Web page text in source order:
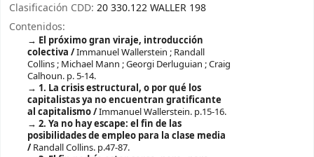
Clasificación CDD: 20 330.122 WALLER 198
Contenidos:
El próximo gran viraje, introducción
colectiva /Immanuel Wallerstein ; Randall
Collins ; Michael Mann ; Georgi Derluguian ; Craig
Calhoun. p. 5-14.
1. La crisis estructural, o por qué los
capitalistas ya no encuentran gratificante
al capitalismo /Immanuel Wallerstein. p.15-16.
2. Ya no hay escape: el fin de las
posibilidades de empleo para la clase media
/Randall Collins. p.47-87.